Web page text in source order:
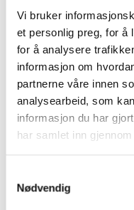
Vi bruker
et personlig preg, for å
for å analysere
informasjon om
partnerne våre innen
analysearbeid, som
informasjon du har
har samlet inn
Nødvendig